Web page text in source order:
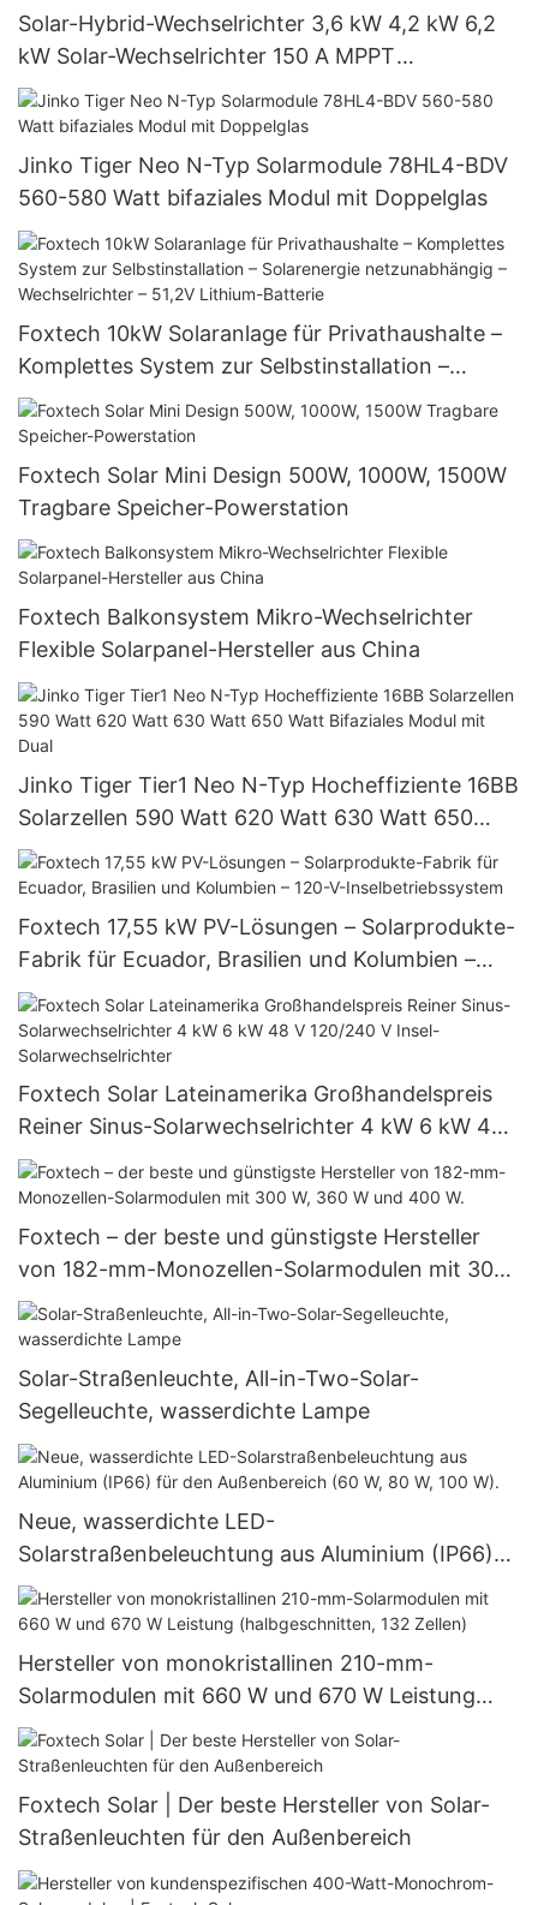
Solar-Hybrid-Wechselrichter 3,6 kW 4,2 kW 6,2
kW Solar-Wechselrichter 150 A MPPT
netzunabhängiger Solar-Wechselrichter
Jinko Tiger Neo N-Typ Solarmodule 78HL4-BDV
560-580 Watt bifaziales Modul mit Doppelglas
Foxtech 10kW Solaranlage für Privathaushalte –
Komplettes System zur Selbstinstallation –
Solarenergie netzunabhängig – Wechselrichter –
51,2V Lithium-Batterie
Foxtech Solar Mini Design 500W, 1000W, 1500W
Tragbare Speicher-Powerstation
Foxtech Balkonsystem Mikro-Wechselrichter
Flexible Solarpanel-Hersteller aus China
Jinko Tiger Tier1 Neo N-Typ Hocheffiziente 16BB
Solarzellen 590 Watt 620 Watt 630 Watt 650
Watt Bifaziales Modul mit Dual
Foxtech 17,55 kW PV-Lösungen – Solarprodukte-
Fabrik für Ecuador, Brasilien und Kolumbien –
120-V-Inselbetriebssystem
Foxtech Solar Lateinamerika Großhandelspreis
Reiner Sinus-Solarwechselrichter 4 kW 6 kW 48
V 120/240 V Insel-Solarwechselrichter
Foxtech – der beste und günstigste Hersteller
von 182-mm-Monozellen-Solarmodulen mit 300
W, 360 W und 400 W.
Solar-Straßenleuchte, All-in-Two-Solar-
Segelleuchte, wasserdichte Lampe
Neue, wasserdichte LED-
Solarstraßenbeleuchtung aus Aluminium (IP66)
für den Außenbereich (60 W, 80 W, 100 W).
Hersteller von monokristallinen 210-mm-
Solarmodulen mit 660 W und 670 W Leistung
(halbgeschnitten, 132 Zellen)
Foxtech Solar | Der beste Hersteller von Solar-
Straßenleuchten für den Außenbereich